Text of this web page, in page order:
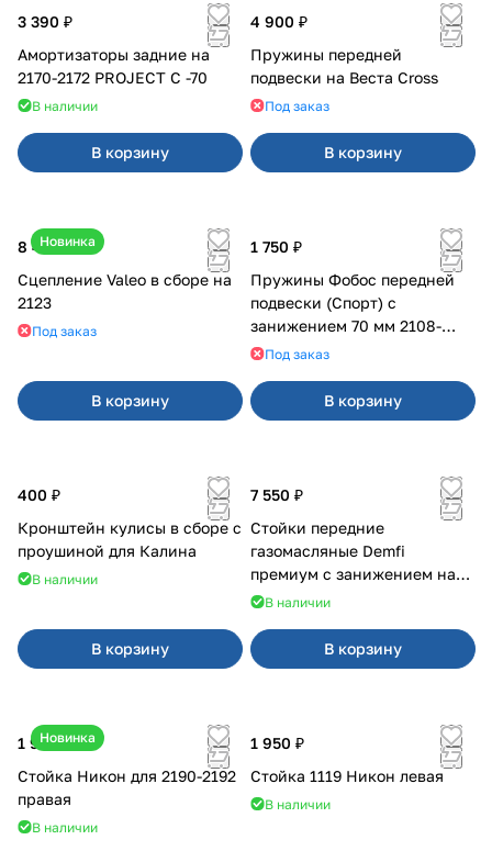
3 390 ₽
Амортизаторы задние на
2170-2172 PROJECT С -70
В наличии
В корзину
4 900 ₽
Пружины передней
подвески на Веста Cross
Под заказ
В корзину
Новинка
8 400 ₽
Сцепление Valeo в сборе на
2123
Под заказ
В корзину
1 750 ₽
Пружины Фобос передней
подвески (Спорт) с
занижением 70 мм 2108-
21099, 2113-2115
Под заказ
В корзину
400 ₽
Кронштейн кулисы в сборе с
проушиной для Калина
В наличии
В корзину
7 550 ₽
Стойки передние
газомасляные Demfi
премиум с занижением на
Калина 1119
В наличии
В корзину
Новинка
1 900 ₽
Стойка Никон для 2190-2192
правая
В наличии
1 950 ₽
Стойка 1119 Никон левая
В наличии